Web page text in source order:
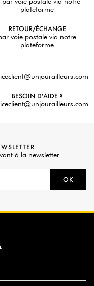
RETOUR/ÉCHANGE
voie postale via notre
plateforme
BESOIN D'AIDE ?
à la newsletter
OK